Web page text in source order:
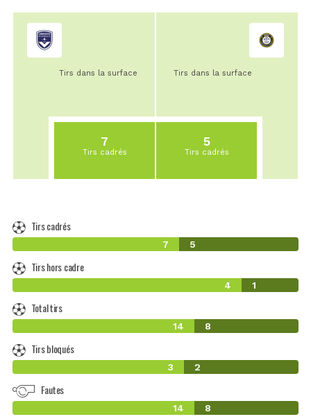
Tirs dans la surface
7
Tirs cadrés
Tirs dans la surface
5
Tirs cadrés
Tirs cadrés
7 5
Tirs hors cadre
4 1
Total tirs
14 8
Tirs bloqués
3 2
Fautes
14 8